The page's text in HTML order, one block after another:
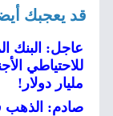
قد يعجبك
عاجل: البنك
مليار دولار!